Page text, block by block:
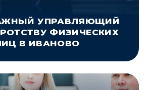
УПРАВЛЯЮЩИЙ
ФИЗИЧЕСКИХ
В ИВАНОВО